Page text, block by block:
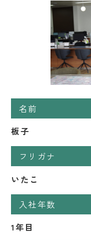
名前
板子
フリガナ
いたこ
入社年数
1年目